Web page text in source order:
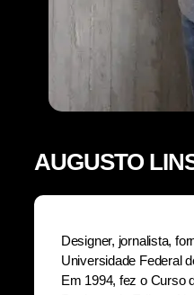
AUGUSTO
Designer, jornalista,
Universidade Federal
Em 1994, fez o Curso